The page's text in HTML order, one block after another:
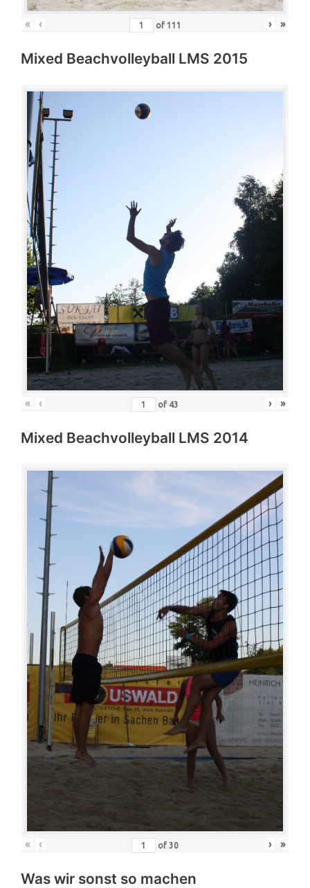
« ‹ of 111 › »
Mixed Beachvolleyball LMS 2015
« ‹ of 43 › »
Mixed Beachvolleyball LMS 2014
« ‹ of 30 › »
Was wir sonst so machen